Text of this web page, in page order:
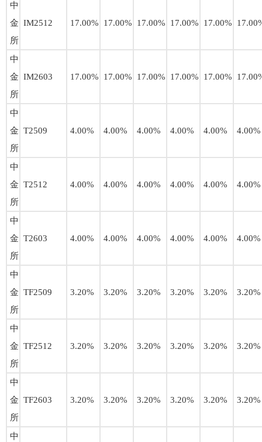
中
金
所
IM2512 17.00% 17.00% 17.00% 17.00% 17.00%
中
金
所
IM2603 17.00% 17.00% 17.00% 17.00% 17.00%
中
金
所
T2509 4.00% 4.00% 4.00% 4.00% 4.00% 4.00%
中
金
所
T2512 4.00% 4.00% 4.00% 4.00% 4.00% 4.00%
中
金
所
T2603 4.00% 4.00% 4.00% 4.00% 4.00% 4.00%
中
金
所
TF2509 3.20% 3.20% 3.20% 3.20% 3.20% 3.20%
中
金
所
TF2512 3.20% 3.20% 3.20% 3.20% 3.20% 3.20%
中
金
所
TF2603 3.20% 3.20% 3.20% 3.20% 3.20% 3.20%
中